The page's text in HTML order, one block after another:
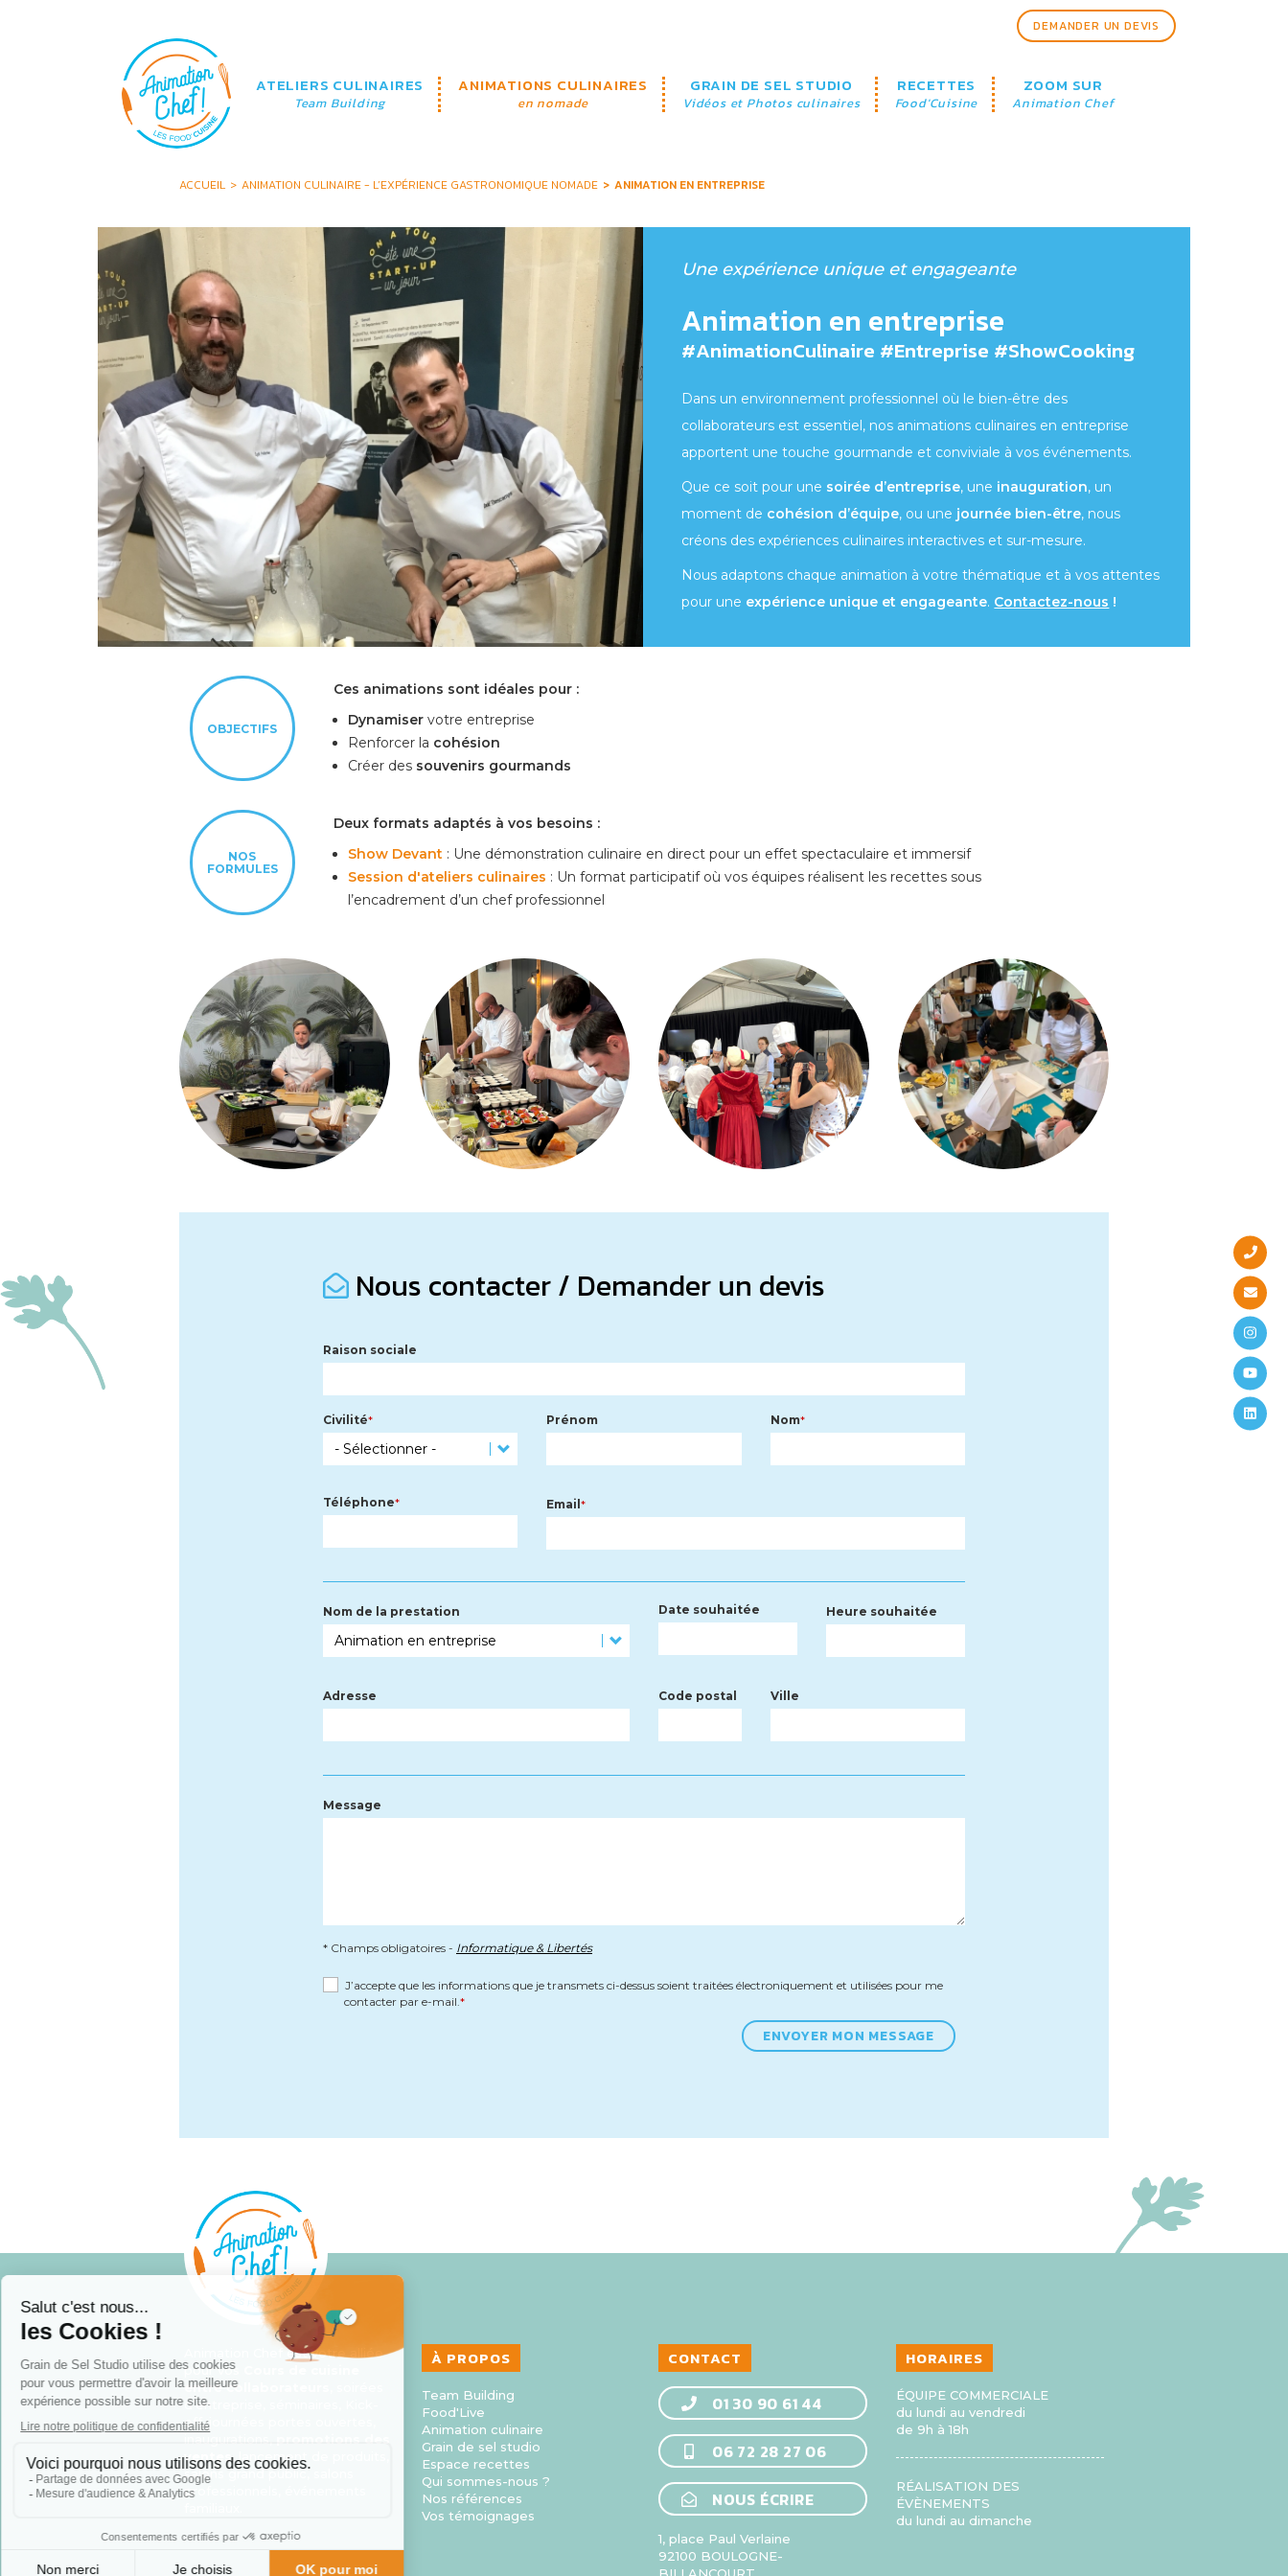
DEMANDER UN DEVIS
ATELIERS CULINAIRES
Team Building
ANIMATIONS CULINAIRES
en nomade
GRAIN DE SEL STUDIO
Vidéos et Photos culinaires
RECETTES
Food'Cuisine
ZOOM SUR
Animation Chef
ACCUEIL ANIMATION CULINAIRE - L’EXPÉRIENCE GASTRONOMIQUE NOMADE ANIMATION EN ENTREPRISE
Une expérience unique et engageante
Animation en entreprise
#AnimationCulinaire #Entreprise #ShowCooking
Dans un environnement professionnel où le bien-être des
collaborateurs est essentiel, nos animations culinaires en entreprise
apportent une touche gourmande et conviviale à vos événements.
Que ce soit pour une soirée d’entreprise, une inauguration, un
moment de cohésion d’équipe, ou une journée bien-être, nous
créons des expériences culinaires interactives et sur-mesure.
Nous adaptons chaque animation à votre thématique et à vos attentes
pour une expérience unique et engageante. Contactez-nous !
OBJECTIFS
Ces animations sont idéales pour :
Dynamiser votre entreprise
Renforcer la cohésion
Créer des souvenirs gourmands
NOS
FORMULES
Deux formats adaptés à vos besoins :
Show Devant : Une démonstration culinaire en direct pour un effet spectaculaire et immersif
Session d'ateliers culinaires : Un format participatif où vos équipes réalisent les recettes sous
l’encadrement d’un chef professionnel
Nous contacter / Demander un devis
Raison sociale
Civilité Prénom Nom
Téléphone Email
Nom de la prestation Date souhaitée Heure souhaitée
Adresse Code postal Ville
Message
* Champs obligatoires - Informatique & Libertés
J’accepte que les informations que je transmets ci-dessus soient traitées électroniquement et utilisées pour me
contacter par e-mail.
ENVOYER MON MESSAGE
Animation Chef est votre alliée
pour vos
entre collaborateurs
d’entreprise, séminaires, Kick-
off, journées portes ouvertes,
ventes, lancement de produits,
salons grand public, salons
professionnels, événements
À PROPOS
Team Building
Food'Live
Animation culinaire
Grain de sel studio
Espace recettes
Qui sommes-nous ?
Nos références
Vos témoignages
CONTACT
01 30 90 61 44
06 72 28 27 06
NOUS ÉCRIRE
1, place Paul Verlaine
92100 BOULOGNE-
HORAIRES
ÉQUIPE COMMERCIALE
du lundi au vendredi
de 9h à 18h
RÉALISATION DES
ÉVÈNEMENTS
du lundi au dimanche